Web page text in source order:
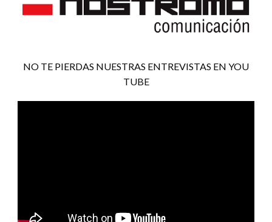
NO TE PIERDAS NUESTRAS ENTREVISTAS EN YOU
TUBE